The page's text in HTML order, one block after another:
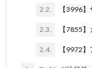
2.2. 【3996
2.3. 【7855
2.4. 【9972